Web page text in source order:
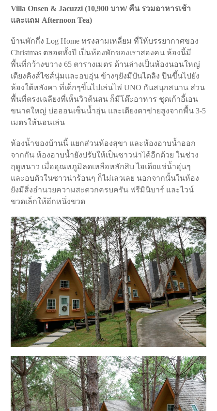
Villa Onsen & Jacuzzi(10,900บาท/ คืน รวมอาหารเช้า
และแถม Afternoon Tea)
บ้านพักกึ่ง Log Home ทรงสามเหลี่ยม ที่ให้บรรยากาศของ
Christmas ตลอดทั้งปี เป็นห้องพักของเราสองคน ห้องนี้มี
พื้นที่กว้างขวาง 65 ตารางเมตร ด้านล่างเป็นห้องนอนใหญ่
เตียงคิงส์ไซส์นุ่มและอบอุ่น ข้างๆยังมีบันไดลิง ปีนขึ้นไปยัง
ห้องใต้หลังคา ที่เด็กๆขึ้นไปเล่นไพ่ UNO กันสนุกสนาน ส่วน
พื้นที่ตรงเฉลียงที่เห็นวิวต้นสน ก็มีโต๊ะอาหาร ชุดเก้าอี้เอน
ขนาดใหญ่ บ่อออนเซ็นน้ำอุ่น และเตียงตาข่ายสูงจากพื้น 3-5
เมตรให้นอนเล่น
ห้องน้ำของบ้านนี้ แยกส่วนห้องสุขา และห้องอาบน้ำออก
จากกัน ห้องอาบน้ำยังปรับให้เป็นซาวน่าได้อีกด้วย ในช่วง
ฤดูหนาว เมื่ออุณหภูมิลดเหลือหลักสิบ ไอเดียแช่น้ำอุ่นๆ
และอบตัวในซาวน่าร้อนๆ ก็ไม่เลวเลย นอกจากนั้นในห้อง
ยังมีสิ่งอำนวยความสะดวกครบครัน ฟรีมินิบาร์ และไวน์
ขวดเล็กให้อีกหนึ่งขวด